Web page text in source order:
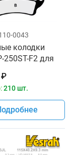
0043
колодки
250ST-F2 для
₽
210 шт.